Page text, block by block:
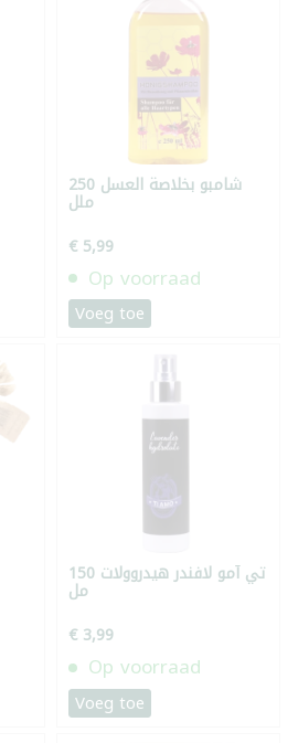
شامبو بخلاصة العسل 250
ملل
€ 5,99
Op voorraad
Voeg toe
تي آمو لافندر هيدروولات 150
مل
€ 3,99
Op voorraad
Voeg toe